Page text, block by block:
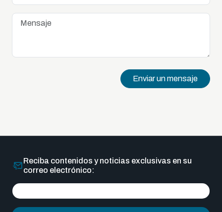
Enviar un mensaje
Reciba contenidos y noticias exclusivas en su
correo electrónico: